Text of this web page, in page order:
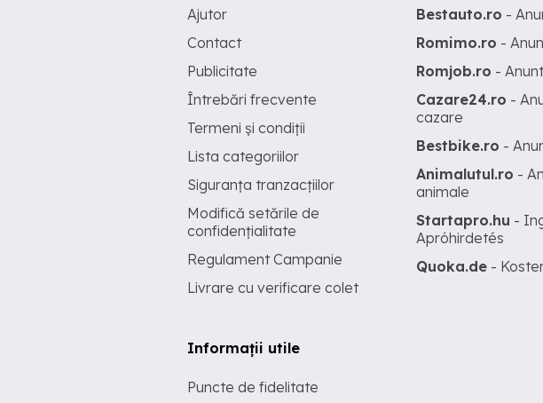
Ajutor
Contact
Publicitate
Întrebări frecvente
Termeni și condiții
Lista categoriilor
Siguranța tranzacțiilor
Modifică setările de
confidențialitate
Regulament Campanie
Livrare cu verificare colet
Informații utile
Puncte de fidelitate
Bestauto.ro -
Romimo.ro -
Romjob.ro -
Cazare24.ro -
cazare
Bestbike.ro -
Animalutul.ro -
animale
Startapro.hu -
Apróhirdetés
Quoka.de -